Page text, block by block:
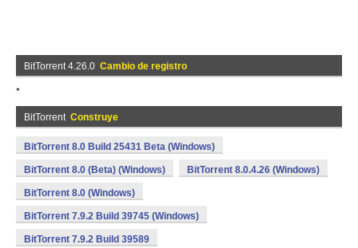
BitTorrent 4.26.0 Cambio de registro
*
BitTorrent Construye
BitTorrent 8.0 Build 25431 Beta (Windows)
BitTorrent 8.0 (Beta) (Windows) BitTorrent 8.0.4.26 (Windows)
BitTorrent 8.0 (Windows)
BitTorrent 7.9.2 Build 39745 (Windows)
BitTorrent 7.9.2 Build 39589